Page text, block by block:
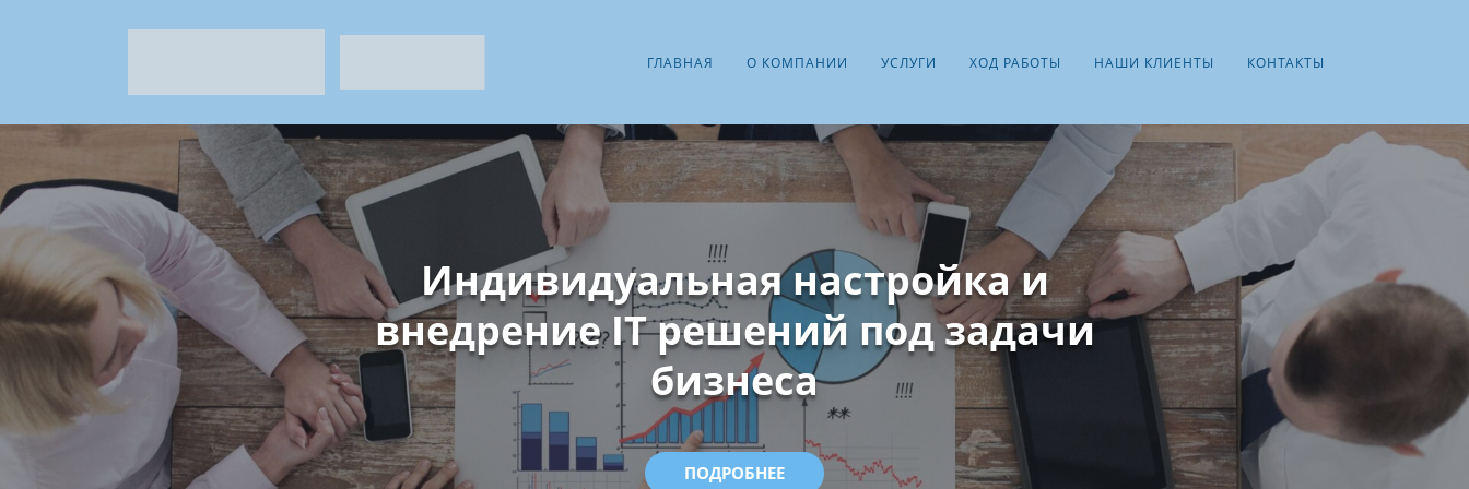
ГЛАВНАЯ О КОМПАНИИ УСЛУГИ ХОД РАБОТЫ НАШИ КЛИЕНТЫ КОНТАКТЫ
Индивидуальная настройка и
внедрение IT решений под задачи
бизнеса
ПОДРОБНЕЕ